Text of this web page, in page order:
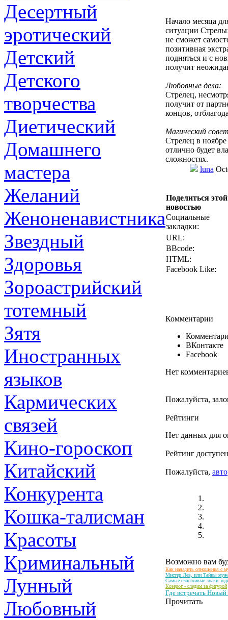
Десертный
эротический
Детский
Детского
творчества
Диетический
Домашнего
мастера
Желаний
Женоненавистника
Звездный
Здоровья
Зороастрийский
тотемный
Зятя
Иностранных
языков
Кармических
связей
Кино-гороскоп
Китайский
Конкурента
Кошка-талисман
Красоты
Криминальный
Лунный
Любовный
Начало месяца
ситуации
не сможет
позитивная
подняться и с
получит
Любовные дела:
Стрелец,
получит от
концов,
Магический
Стрелец в
отлично будет
сложностях.
luna
Поделиться этой
новостью
Социальные
закладки:
URL:
BBcode:
HTML:
Facebook Like:
Комментарии
ВКонтакте
Facebook
Нет
Пожалуйста,
Рейтинги
Нет данных для
Рейтинг
Пожалуйста,
Возможно вам
Как наладить отношения с
Мистер Лев, или Тайны
Самые счастливые знаки
Козерог - следим за фигурой
Где встречать Новый
Прочитать